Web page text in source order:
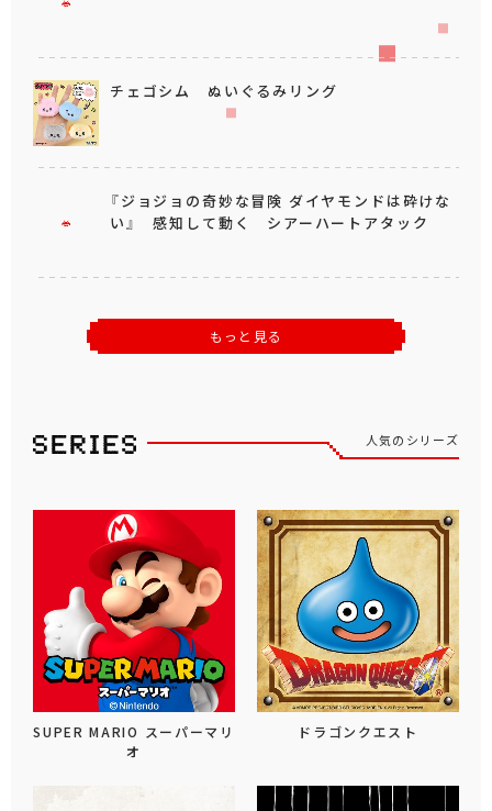
チェゴシム ぬいぐるみリング
『ジョジョの奇妙な冒険 ダイヤモンドは砕けな
い』 感知して動く シアーハートアタック
もっと見る
人気のシリーズ
SUPER MARIO スーパーマリ
オ
ドラゴンクエスト